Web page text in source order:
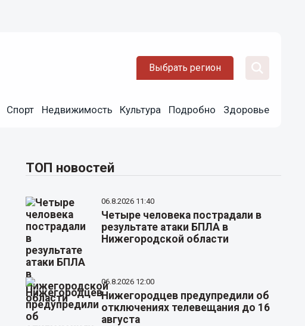
Выбрать регион
Спорт Недвижимость Культура Подробно Здоровье
ТОП новостей
06.8.2026 11:40
Четыре человека пострадали в
результате атаки БПЛА в
Нижегородской области
06.8.2026 12:00
Нижегородцев предупредили об
отключениях телевещания до 16
августа